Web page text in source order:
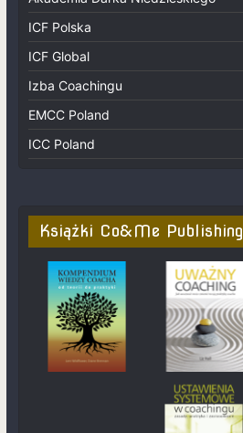
ICF Polska
ICF Global
Izba Coachingu
EMCC Poland
ICC Poland
Książki Co&Me Publishing